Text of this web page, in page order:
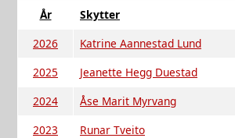
År Skytter
2026
Katrine Aannestad Lund
2025
Jeanette Hegg Duestad
2024
Åse Marit Myrvang
2023
Runar Tveito